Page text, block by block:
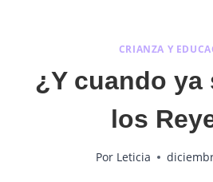
CRIANZA Y
¿Y cuando ya
los
Por Leticia